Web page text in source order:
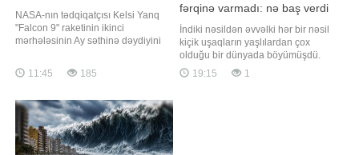
NASA-nın tədqiqatçısı Kelsi Yanq
"Falcon 9" raketinin ikinci
mərhələsinin Ay səthinə dəydiyini
onun açıqlamasının videosunu
yayımlayıb. Yanq bildirib ki,
"Falcon 9" raketinin ikinci mərhələsi
planlaşdırılmamı
11:45 185
fərqinə varmadı: nə baş verdi
İndiki nəsildən əvvəlki hər bir nəsil
kiçik uşaqların yaşlılardan çox
olduğu bir dünyada böyümüşdü.
Dünya sadəcə olaraq belə
qurulmuşdu və bütün yazılı tarix
19:15 1